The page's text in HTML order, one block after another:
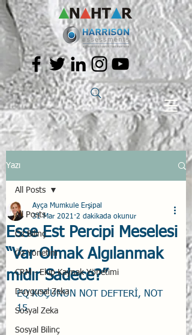
Yazı
All Posts
Öz Bilinç
Öz Yönetim
CRM - Ekip Kaynak Yönetimi
Duygusal Zeka
Sosyal Zeka
Sosyal Bilinç
All Posts
Esse Est Percipi Meselesi
“Var Olmak Algılanmak
mıdır Sadece?”
Ayça Mumkule Erşipal
31 Mar 2021 2 dakikada okunur
EQ KOÇUNUN NOT DEFTERİ, NOT
15